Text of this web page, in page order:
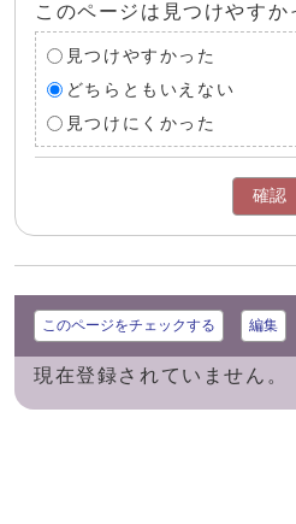
このページは見つけやすか
見つけやすかった
どちらともいえない
見つけにくかった
確認
このページをチェックする 編集
現在登録されていません。